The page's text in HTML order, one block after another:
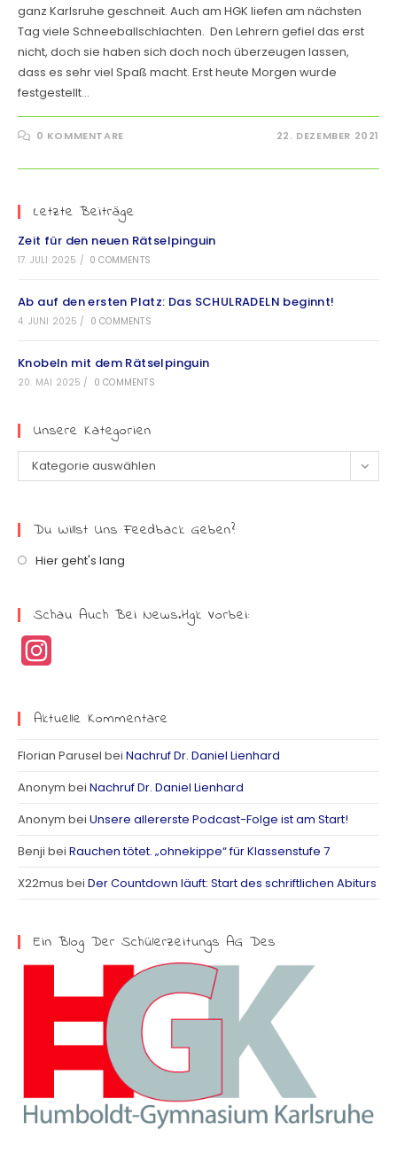
ganz Karlsruhe geschneit. Auch am HGK liefen am nächsten
Tag viele Schneeballschlachten. Den Lehrern gefiel das erst
nicht, doch sie haben sich doch noch überzeugen lassen,
dass es sehr viel Spaß macht. Erst heute Morgen wurde
festgestellt…
0 KOMMENTARE 22. DEZEMBER 2021
Letzte Beiträge
Zeit für den neuen Rätselpinguin
17. JULI 2025 / 0 COMMENTS
Ab auf den ersten Platz: Das SCHULRADELN beginnt!
4. JUNI 2025 / 0 COMMENTS
Knobeln mit dem Rätselpinguin
20. MAI 2025 / 0 COMMENTS
Unsere Kategorien
Kategorie auswählen
Du Willst Uns Feedback Geben?
Hier geht's lang
Schau Auch Bei News.hgk Vorbei:
a
m
Aktuelle Kommentare
Florian Parusel bei Nachruf Dr. Daniel Lienhard
Anonym bei Nachruf Dr. Daniel Lienhard
Anonym bei Unsere allererste Podcast-Folge ist am Start!
Benji bei Rauchen tötet. „ohnekippe“ für Klassenstufe 7
X22mus bei Der Countdown läuft: Start des schriftlichen Abiturs
Ein Blog Der Schülerzeitungs AG Des